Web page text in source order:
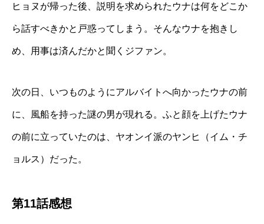
ヒョヌが帰った後、説明を求められたウナは何をどこか
ら話すべきかと戸惑ってしまう。そんなウナを抱きし
め、用事は済んだかと聞くジファン。
次の日、いつものようにアルバイトへ向かったウナの前
に、風船を持った謎の男が現れる。ふと顔を上げたウナ
の前に立っていたのは、ヤオンイ派のヤンヒ（イム・チ
ョルス）だった。
第11話感想